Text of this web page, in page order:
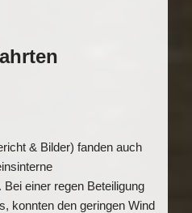
& Bilder) fanden auch
einer regen Beteiligung
konnten den geringen Wind